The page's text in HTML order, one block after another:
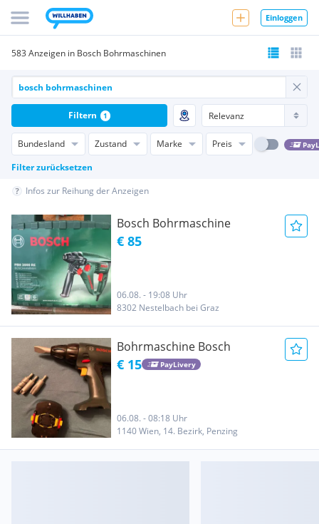
Einloggen
583 Anzeigen in Bosch Bohrmaschinen
Bundesland Zustand Marke Preis
Filter zurücksetzen
Filtern 1
Infos zur Reihung der Anzeigen
Bosch Bohrmaschine
€ 85
06.08. - 19:08 Uhr
8302 Nestelbach bei Graz
Bohrmaschine Bosch
€ 15 PayLivery
06.08. - 08:18 Uhr
1140 Wien, 14. Bezirk, Penzing